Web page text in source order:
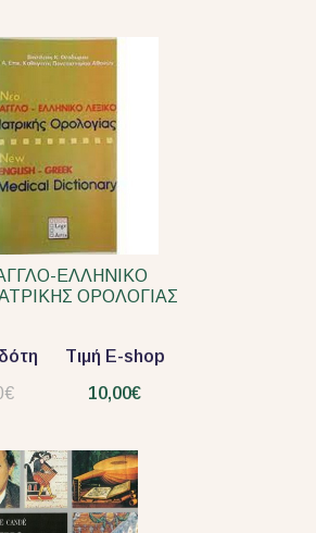
ΕΛΛΗΝΙΚΟ
ΟΡΟΛΟΓΙΑΣ
Τιμή E-shop
10,00€